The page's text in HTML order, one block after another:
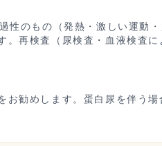
性のもの（発熱・激しい運動
再検査（尿検査・血液検査
勧めします。蛋白尿を伴う